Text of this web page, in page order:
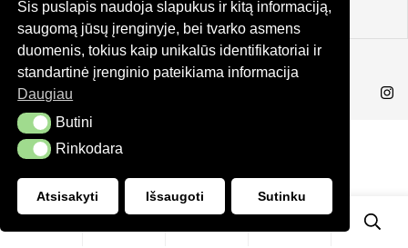
Šis puslapis naudoja slapukus ir kitą informaciją,
saugomą jūsų įrenginyje, bei tvarko asmens
duomenis, tokius kaip unikalūs identifikatoriai ir
standartinė įrenginio pateikiama informacija
Daugiau
Butini Butini
RinkodaraRinkodara
Atsisakyti Išsaugoti Sutinku
© KRUTA 2025